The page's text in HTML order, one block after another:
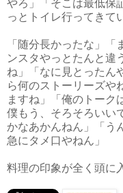
やろ」「そこは最低保
っとトイレ行ってきて
「随分長かったな」
ンスタやっとたんと違
ね」「なに見とったん
ら何のストーリーズや
ますね」「俺のトーク
僕もう、そろそろいい
かなあかんねん」「う
急にタメ口やねん」
料理の印象が全く頭に